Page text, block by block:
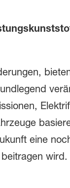
eine
wird.